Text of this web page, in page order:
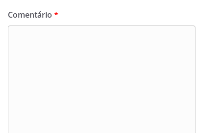
Comentário *